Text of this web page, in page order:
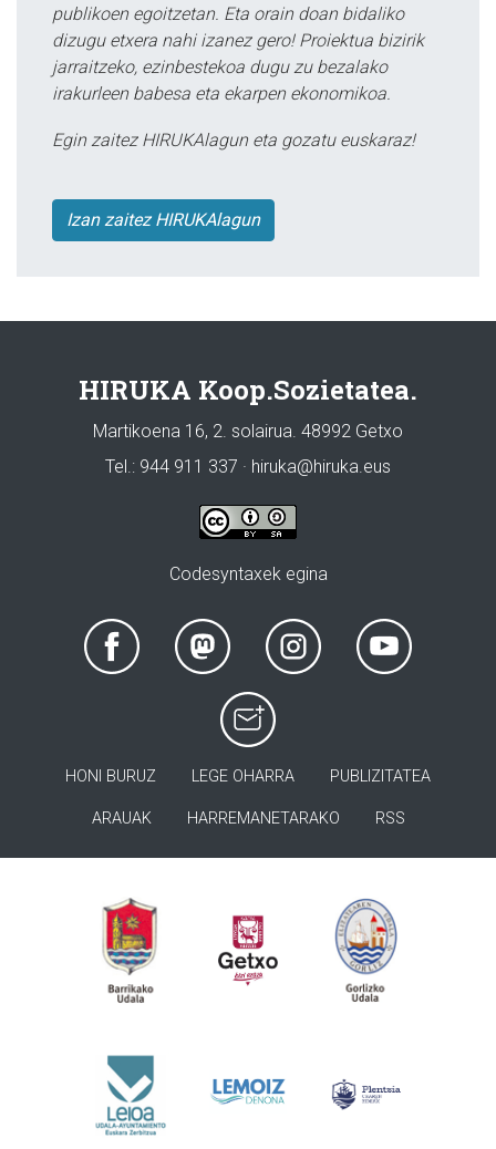
publikoen egoitzetan. Eta orain doan bidaliko
dizugu etxera nahi izanez gero! Proiektua bizirik
jarraitzeko, ezinbestekoa dugu zu bezalako
irakurleen babesa eta ekarpen ekonomikoa.
Egin zaitez HIRUKAlagun eta gozatu euskaraz!
Izan zaitez HIRUKAlagun
HIRUKA Koop.Sozietatea.
Martikoena 16, 2. solairua. 48992 Getxo
Tel.: 944 911 337 · hiruka@hiruka.eus
Codesyntaxek egina
HONI BURUZ LEGE OHARRA PUBLIZITATEA
ARAUAK HARREMANETARAKO RSS